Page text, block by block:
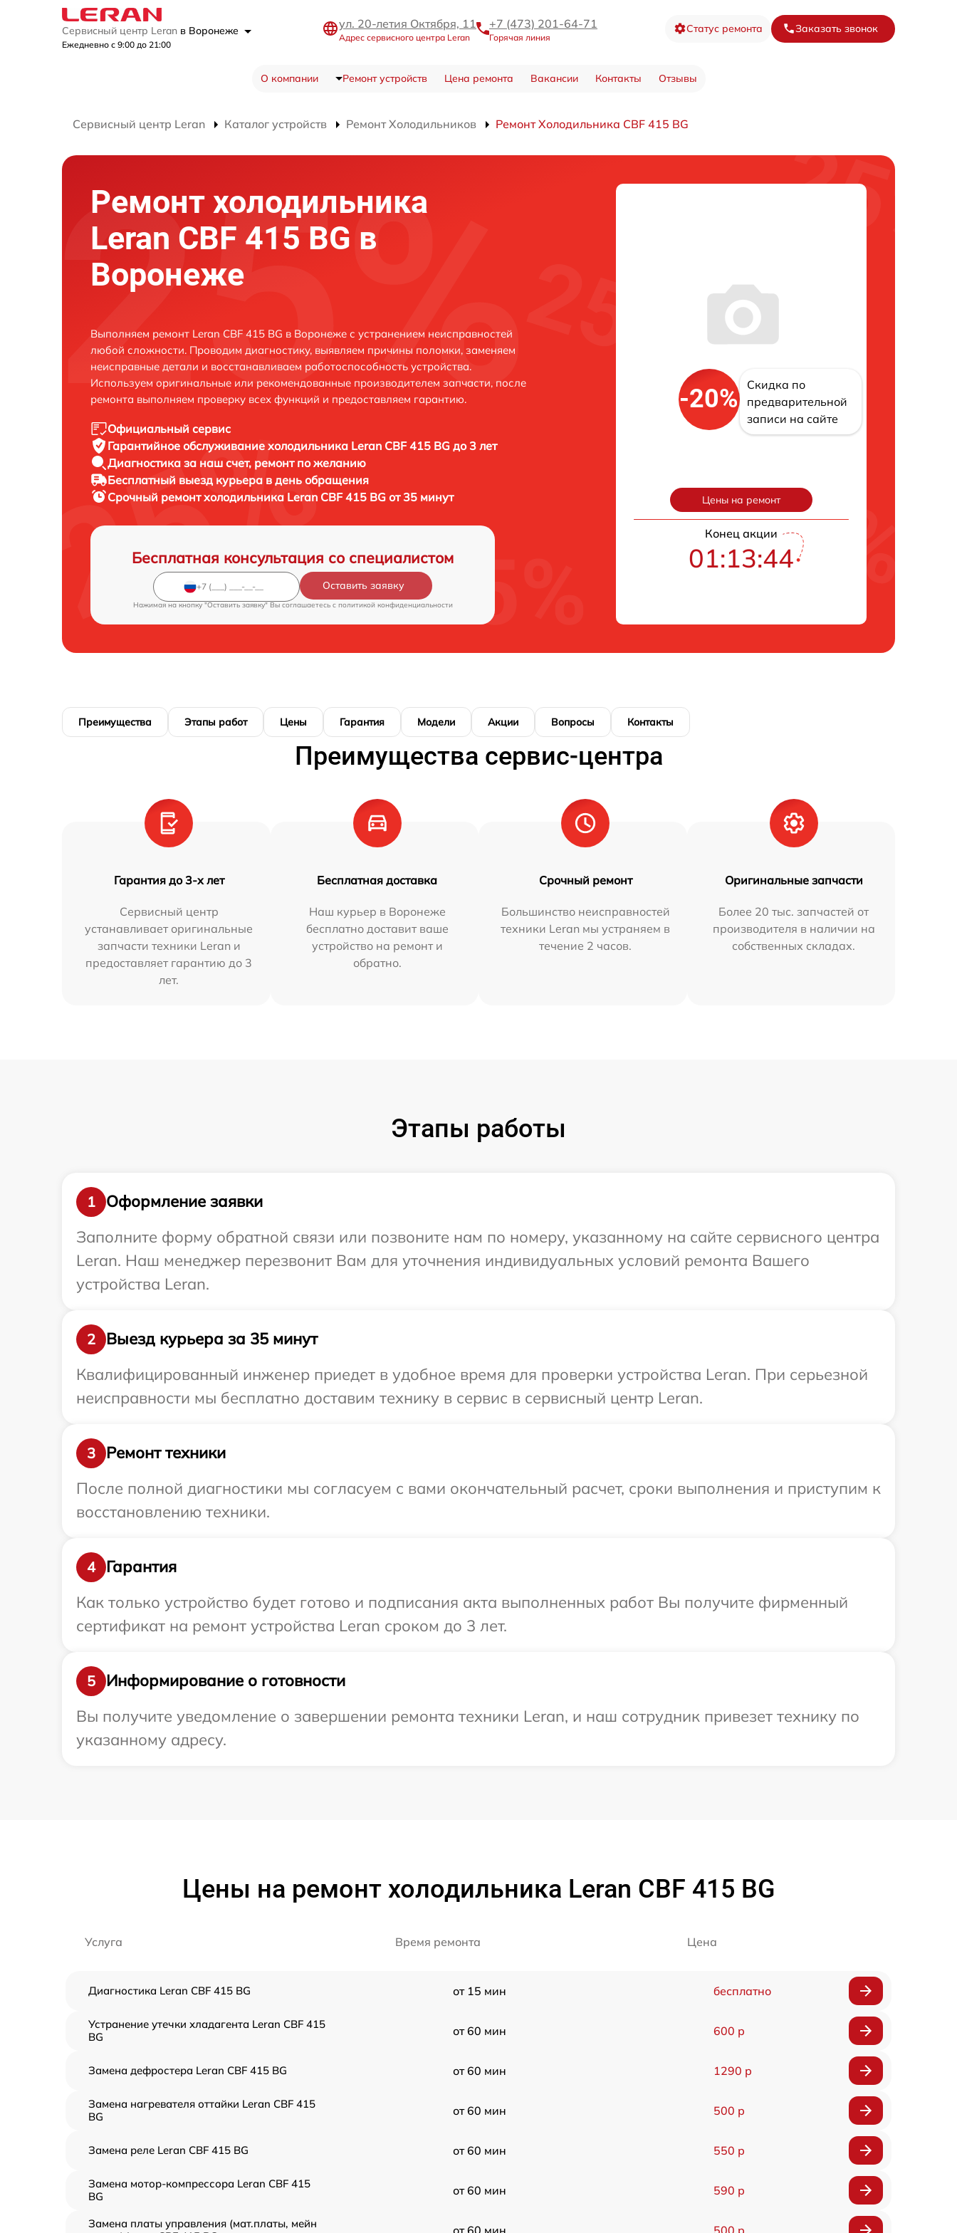
Сервисный центр Leran в Воронеже
Ежедневно с 9:00 до 21:00
ул. 20-летия Октября, 11
Адрес сервисного центра Leran
+7 (473) 201-64-71
Горячая линия
Статус ремонта Заказать звонок
О компании Ремонт устройств Цена ремонта Вакансии Контакты Отзывы
Сервисный центр Leran Каталог устройств Ремонт Холодильников Ремонт Холодильника CBF 415 BG
Ремонт холодильника
Leran CBF 415 BG в
Воронеже
Выполняем ремонт Leran CBF 415 BG в Воронеже с устранением неисправностей
любой сложности. Проводим диагностику, выявляем причины поломки, заменяем
неисправные детали и восстанавливаем работоспособность устройства.
Используем оригинальные или рекомендованные производителем запчасти, после
ремонта выполняем проверку всех функций и предоставляем гарантию.
Официальный сервис
Гарантийное обслуживание холодильника Leran CBF 415 BG до 3 лет
Диагностика за наш счет, ремонт по желанию
Бесплатный выезд курьера в день обращения
Срочный ремонтхолодильника Leran CBF 415 BG от 35 минут
Бесплатная консультация со специалистом
Оставить заявку
Нажимая на кнопку "Оставить заявку" Вы соглашаетесь c политикой конфиденциальности
-20%
Скидка по
предварительной
записи на сайте
Цены на ремонт
Конец акции
01:13:43
Преимущества Этапы работ Цены Гарантия Модели Акции Вопросы Контакты
Преимущества сервис-центра
Гарантия до 3-х лет
Сервисный центр
устанавливает оригинальные
запчасти техники Leran и
предоставляет гарантию до 3
лет.
Бесплатная доставка
Наш курьер в Воронеже
бесплатно доставит ваше
устройство на ремонт и
обратно.
Срочный ремонт
Большинство неисправностей
техники Leran мы устраняем в
течение 2 часов.
Оригинальные запчасти
Более 20 тыс. запчастей от
производителя в наличии на
собственных складах.
Этапы работы
1
Оформление заявки
Заполните форму обратной связи или позвоните нам по номеру, указанному на сайте сервисного центра
Leran. Наш менеджер перезвонит Вам для уточнения индивидуальных условий ремонта Вашего
устройства Leran.
2
Выезд курьера за 35 минут
Квалифицированный инженер приедет в удобное время для проверки устройства Leran. При серьезной
неисправности мы бесплатно доставим технику в сервис в сервисный центр Leran.
3
Ремонт техники
После полной диагностики мы согласуем с вами окончательный расчет, сроки выполнения и приступим к
восстановлению техники.
4
Гарантия
Как только устройство будет готово и подписания акта выполненных работ Вы получите фирменный
сертификат на ремонт устройства Leran сроком до 3 лет.
5
Информирование о готовности
Вы получите уведомление о завершении ремонта техники Leran, и наш сотрудник привезет технику по
указанному адресу.
Цены на ремонт холодильника Leran CBF 415 BG
Услуга Время ремонта Цена
Диагностика Leran CBF 415 BG от 15 мин бесплатно
Устранение утечки хладагента Leran CBF 415
BG
от 60 мин 600 р
Замена дефростера Leran CBF 415 BG от 60 мин 1290 р
Замена нагревателя оттайки Leran CBF 415
BG
от 60 мин 500 р
Замена реле Leran CBF 415 BG от 60 мин 550 р
Замена мотор-компрессора Leran CBF 415
BG
от 60 мин 590 р
Замена платы управления (мат.платы, мейн
от 60 мин 500 р